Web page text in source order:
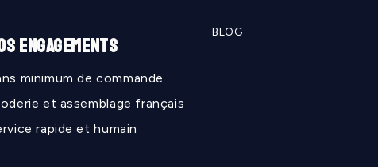
ENGAGEMENTS
minimum de commande
et assemblage français
rapide et humain
BLOG